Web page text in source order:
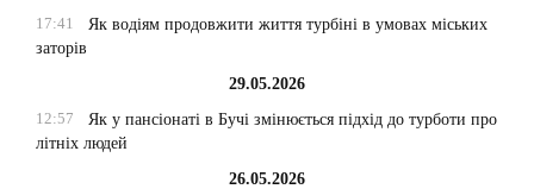
17:41
Як водіям продовжити життя турбіні в умовах міських
заторів
29.05.2026
12:57
Як у пансіонаті в Бучі змінюється підхід до турботи про
літніх людей
26.05.2026